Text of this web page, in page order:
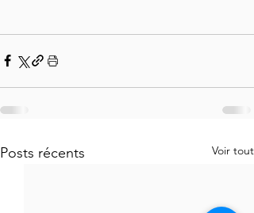
Posts récents Voir tout